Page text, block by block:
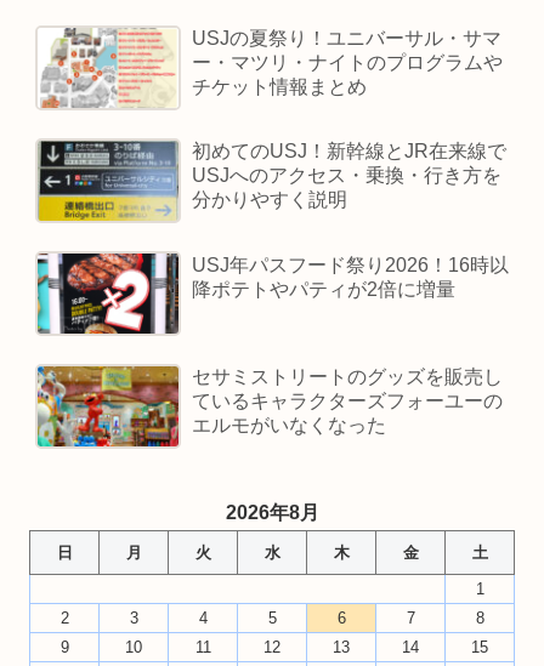
USJの夏祭り！ユニバーサル・サマ
ー・マツリ・ナイトのプログラムや
チケット情報まとめ
初めてのUSJ！新幹線とJR在来線で
USJへのアクセス・乗換・行き方を
分かりやすく説明
USJ年パスフード祭り2026！16時以
降ポテトやパティが2倍に増量
セサミストリートのグッズを販売し
ているキャラクターズフォーユーの
エルモがいなくなった
2026年8月
日 月 火 水 木 金
土
1
2
3 4 5 6 7
8
9
10 11 12 13 14
15